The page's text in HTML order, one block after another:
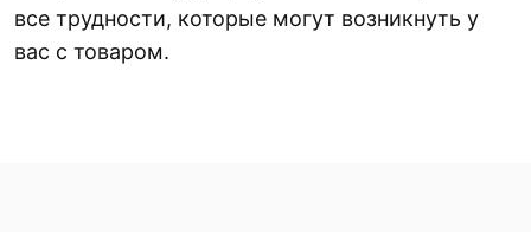
все трудности, которые могут возникнуть у
вас с товаром.